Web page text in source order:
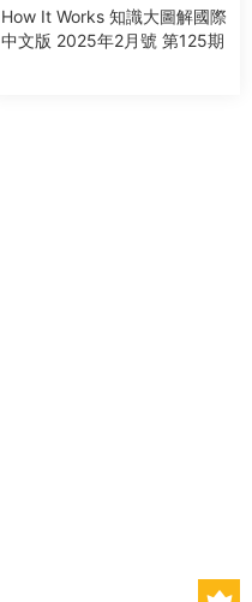
How It Works 知識大圖解國際
中文版 2025年2月號 第125期